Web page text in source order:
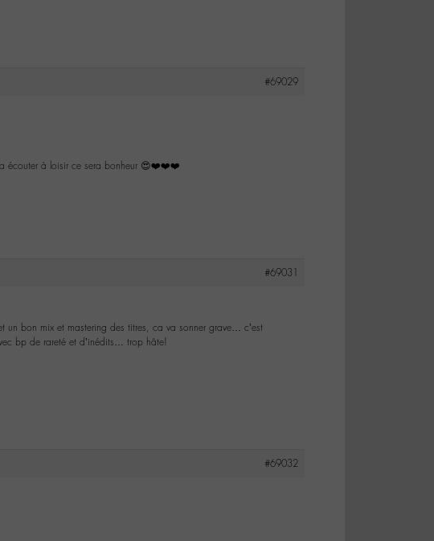
#69029
écouter à loisir ce sera bonheur 😍❤️❤️❤️
#69031
un bon mix et mastering des titres, ca va sonner grave… c’est
bp de rareté et d’inédits… trop hâte!
#69032